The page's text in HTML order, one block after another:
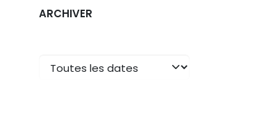
ARCHIVER